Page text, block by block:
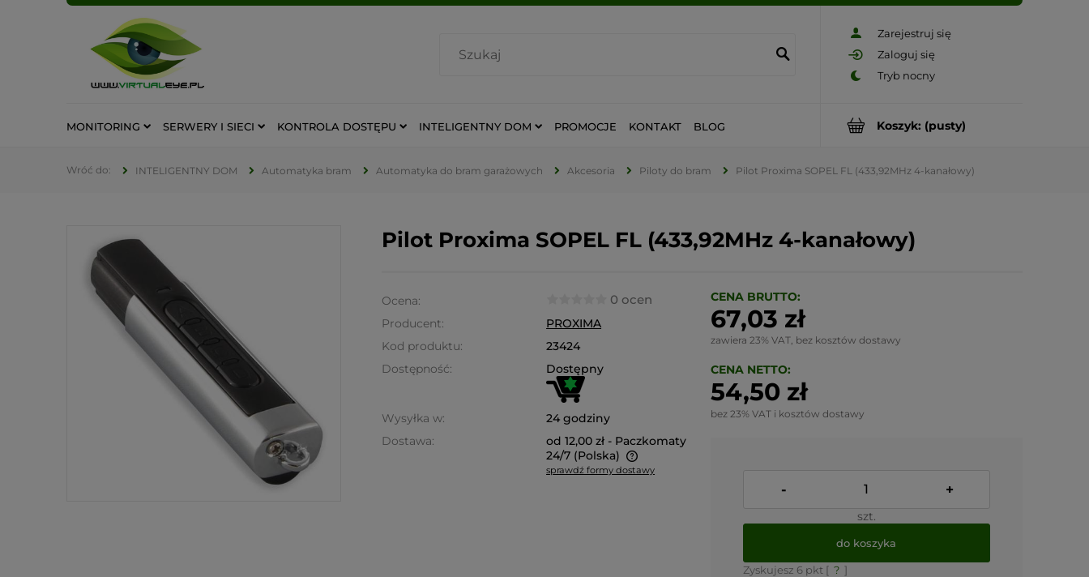
Zarejestruj się
Zaloguj się
Koszyk: (pusty)
MONITORING SERWERY I SIECI KONTROLA DOSTĘPU INTELIGENTNY DOM PROMOCJE KONTAKT BLOG
INTELIGENTNY DOM Automatyka bram Automatyka do bram garażowych Akcesoria Piloty do bram Pilot Proxima SOPEL FL (433,92MHz 4-kanałowy)
Pilot Proxima SOPEL FL (433,92MHz 4-kanałowy)
Ocena: 0 ocen
Producent:
PROXIMA
Kod produktu:
23424
Dostępność:
Dostępny
Wysyłka w:
24 godziny
Dostawa:
od 12,00 zł - Paczkomaty
24/7 (Polska)
sprawdź formy dostawy
CENA BRUTTO:
67,03 zł
zawiera 23% VAT, bez kosztów dostawy
CENA NETTO:
54,50 zł
bez 23% VAT i kosztów dostawy
- +
szt.
do koszyka
Zyskujesz 6pkt [ ? ]